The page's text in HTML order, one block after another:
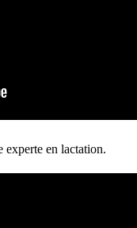
experte en lactation.